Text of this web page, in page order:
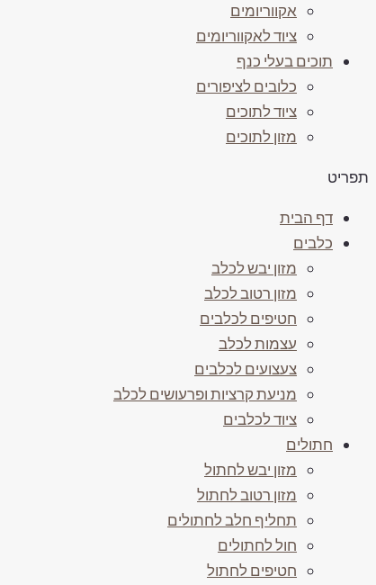
אקווריומים
ציוד לאקווריומים
תוכים בעלי כנף
כלובים לציפורים
ציוד לתוכים
מזון לתוכים
תפריט
דף הבית
כלבים
מזון יבש לכלב
מזון רטוב לכלב
חטיפים לכלבים
עצמות לכלב
צעצועים לכלבים
מניעת קרציות ופרעושים לכלב
ציוד לכלבים
חתולים
מזון יבש לחתול
מזון רטוב לחתול
תחליף חלב לחתולים
חול לחתולים
חטיפים לחתול